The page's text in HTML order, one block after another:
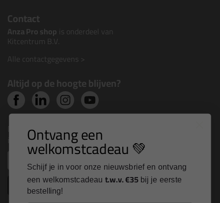
Contact
Anza Pro shop is onderdeel van
Kitcentrum B.V.
Alle contactgegevens >
Altijd op de hoogte blijven?
Nieuws, tips en exclusieve deals rechtstreeks in je
inbox
Inschrijven
Ontvang een
welkomstcadeau 💚
Schijf je in voor onze nieuwsbrief en ontvang
een welkomstcadeau t.w.v. €35 bij je eerste
bestelling!